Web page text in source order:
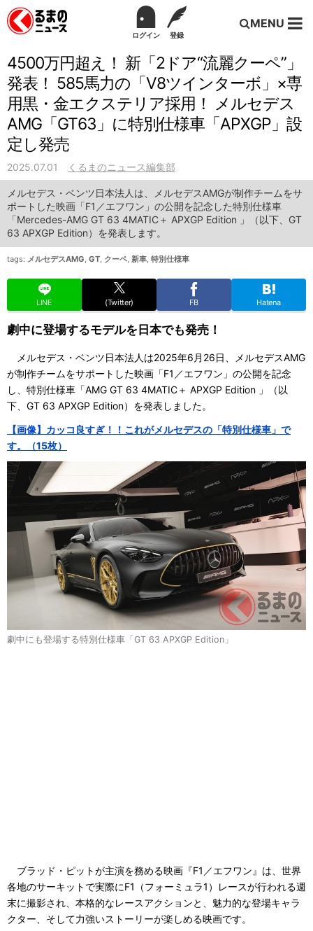
ログイン 登録
MENU
4500万円超え！ 新「2ドア“流麗クーペ”」
発表！ 585馬力の「V8ツインターボ」×専
用黒・金エクステリア採用！ メルセデス
AMG「GT63」に特別仕様車「APXGP」設
定し発売
2025.07.01 くるまのニュース編集部
メルセデス・ベンツ日本法人は、メルセデスAMGが制作チームをサ
ポートした映画「F1／エフワン」の公開を記念した特別仕様車
「Mercedes-AMG GT 63 4MATIC＋ APXGP Edition 」（以下、GT
63 APXGP Edition）を発表します。
tags: メルセデスAMG, GT, クーペ, 新車, 特別仕様車
LINE (Twitter) FB Hatena
劇中に登場するモデルを日本でも発売！
メルセデス・ベンツ日本法人は2025年6月26日、メルセデスAMG
が制作チームをサポートした映画「F1／エフワン」の公開を記念
し、特別仕様車「AMG GT 63 4MATIC＋ APXGP Edition 」（以
下、GT 63 APXGP Edition）を発表しました。
【画像】カッコ良すぎ！！これがメルセデスの「特別仕様車」で
す。（15枚）
劇中にも登場する特別仕様車「GT 63 APXGP Edition」
ブラッド・ピットが主演を務める映画『F1／エフワン』は、世界
各地のサーキットで実際にF1（フォーミュラ1）レースが行われる週
末に撮影され、本格的なレースアクションと、魅力的な登場キャラ
クター、そして力強いストーリーが楽しめる映画です。